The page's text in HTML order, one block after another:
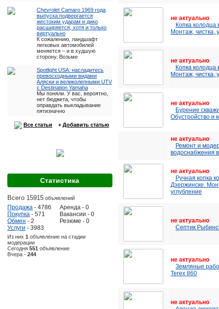
Chevrolet Camaro 1969 года
выпуска подвергается
жестоким ударам и дико
расширяется, хотя и только
виртуально
К сожалению, ландшафт
легковых автомобилей
меняется – и в худшую
сторону. Возьме
Spotlight USA: насладитесь
превосходными видами
Аляски и великолепными UTV
с Destination Yamaha
Мы поняли. У вас, вероятно,
нет бюджета, чтобы
оправдать выкладывание
пятизначно
Все статьи + Добавить статью
Статистика
Всего 15915 объявлений
Продажа - 4786
Покупка - 571
Обмен - 2
Услуги - 3983
Аренда - 0
Вакансии - 0
Резюме - 0
Из них 1 объявление на стадии
модерации
Сегодня 551 объявление
Вчера - 244
не актуально
Копка колодца
Монтаж, чистка,
не актуально
Копка колодца
Монтаж, чистка,
не актуально
Бурение
Обустройство и
не актуально
Ремонт и
водоснабжения
не актуально
Ручная копка
Дзержинске.
углубление
не актуально
Септик
не актуально
Земляные
Terex 860
не актуально